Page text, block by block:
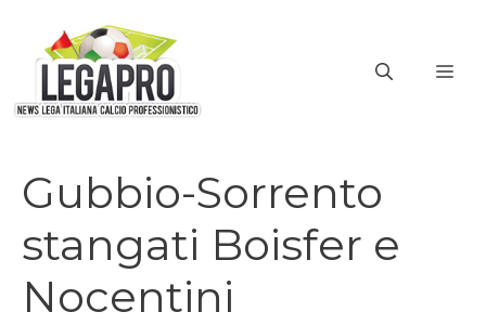
contenuto
Gubbio-Sorrento
stangati Boisfer e
Nocentini